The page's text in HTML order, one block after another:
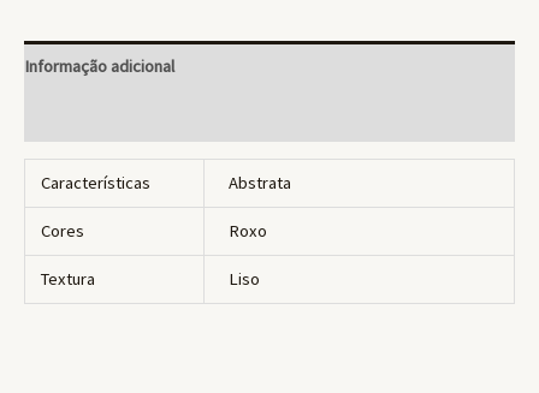
Informação adicional
Características Abstrata
Cores Roxo
Textura Liso